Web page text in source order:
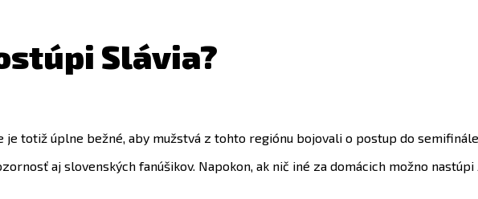
Slávia?
je totiž úplne bežné, aby mužstvá z tohto regiónu bojovali o postup do
aj slovenských fanúšikov. Napokon, ak nič iné za domácich možno